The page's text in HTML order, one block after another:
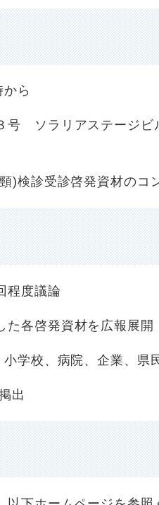
ら
号 ソラリアステージ
)検診受診啓発資材の
程度議論
た各啓発資材を広報展開
学校、病院、企業、県
出